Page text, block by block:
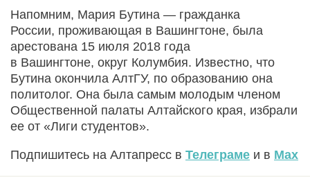
Напомним, Мария Бутина — гражданка
России, проживающая в Вашингтоне, была
арестована 15 июля 2018 года
в Вашингтоне, округ Колумбия. Известно, что
Бутина окончила АлтГУ, по образованию она
политолог. Она была самым молодым членом
Общественной палаты Алтайского края, избрали
ее от «Лиги студентов».
Подпишитесь на Алтапресс в Телеграме и в Max